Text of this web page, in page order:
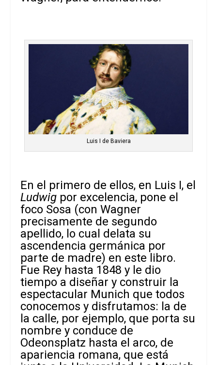
Luis I de Baviera
En el primero de ellos, en Luis I, el
Ludwig por excelencia, pone el
foco Sosa (con Wagner
precisamente de segundo
apellido, lo cual delata su
ascendencia germánica por
parte de madre) en este libro.
Fue Rey hasta 1848 y le dio
tiempo a diseñar y construir la
espectacular Munich que todos
conocemos y disfrutamos: la de
la calle, por ejemplo, que porta su
nombre y conduce de
Odeonsplatz hasta el arco, de
apariencia romana, que está